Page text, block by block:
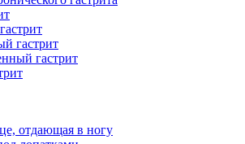
гастрит
гастрит
отдающая в ногу